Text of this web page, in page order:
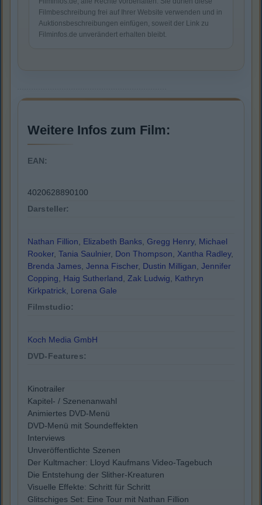
Filmbeschreibung frei auf Ihrer Website verwenden und in
Auktionsbeschreibungen einfügen, soweit der Link zu
Filminfos.de unverändert erhalten bleibt.
Weitere Infos zum Film:
EAN:
4020628890100
Darsteller:
Nathan Fillion, Elizabeth Banks, Gregg Henry, Michael
Rooker, Tania Saulnier, Don Thompson, Xantha Radley,
Brenda James, Jenna Fischer, Dustin Milligan, Jennifer
Copping, Haig Sutherland, Zak Ludwig, Kathryn
Kirkpatrick, Lorena Gale
Filmstudio:
Koch Media GmbH
DVD-Features:
Kinotrailer
Kapitel- / Szenenanwahl
Animiertes DVD-Menü
DVD-Menü mit Soundeffekten
Interviews
Unveröffentlichte Szenen
Der Kultmacher: Lloyd Kaufmans Video-Tagebuch
Die Entstehung der Slither-Kreaturen
Visuelle Effekte: Schritt für Schritt
Glitschiges Set: Eine Tour mit Nathan Fillion